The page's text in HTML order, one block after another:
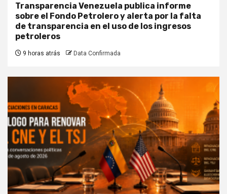
Transparencia Venezuela publica informe
sobre el Fondo Petrolero y alerta por la falta
de transparencia en el uso de los ingresos
petroleros
9 horas atrás Data Confirmada